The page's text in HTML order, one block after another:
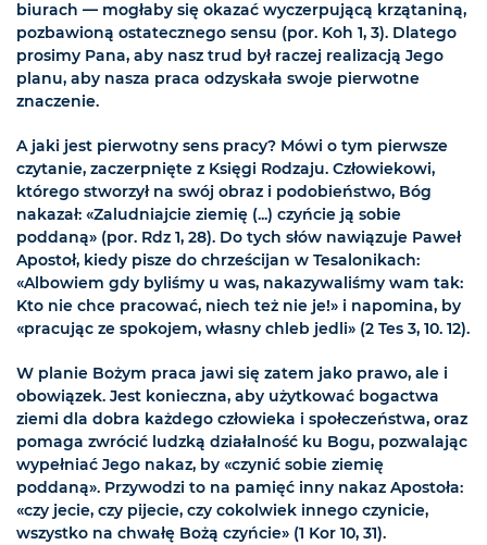
biurach — mogłaby się okazać wyczerpującą krzątaniną,
pozbawioną ostatecznego sensu (por. Koh 1, 3). Dlatego
prosimy Pana, aby nasz trud był raczej realizacją Jego
planu, aby nasza praca odzyskała swoje pierwotne
znaczenie.
A jaki jest pierwotny sens pracy? Mówi o tym pierwsze
czytanie, zaczerpnięte z Księgi Rodzaju. Człowiekowi,
którego stworzył na swój obraz i podobieństwo, Bóg
nakazał: «Zaludniajcie ziemię (...) czyńcie ją sobie
poddaną» (por. Rdz 1, 28). Do tych słów nawiązuje Paweł
Apostoł, kiedy pisze do chrześcijan w Tesalonikach:
«Albowiem gdy byliśmy u was, nakazywaliśmy wam tak:
Kto nie chce pracować, niech też nie je!» i napomina, by
«pracując ze spokojem, własny chleb jedli» (2 Tes 3, 10. 12).
W planie Bożym praca jawi się zatem jako prawo, ale i
obowiązek. Jest konieczna, aby użytkować bogactwa
ziemi dla dobra każdego człowieka i społeczeństwa, oraz
pomaga zwrócić ludzką działalność ku Bogu, pozwalając
wypełniać Jego nakaz, by «czynić sobie ziemię
poddaną». Przywodzi to na pamięć inny nakaz Apostoła:
«czy jecie, czy pijecie, czy cokolwiek innego czynicie,
wszystko na chwałę Bożą czyńcie» (1 Kor 10, 31).